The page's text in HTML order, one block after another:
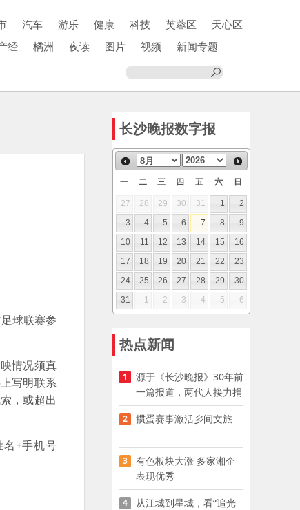
汽车 游乐 健康 科技 芙蓉区
天心区
经 橘洲 夜读 图片 视频
新闻专题
球联赛参
情况须真
写明联系
，或超出
+手机号
长沙晚报数字报
一 二 三 四 五 六 日
27 28 29 30 31 1
2
3
4 5 6 7 8
9
10
11 12 13 14 15
16
17
18 19 20 21 22
23
24
25 26 27 28 29
30
31
1 2 3 4 5 6
热点新闻
1
源于《长沙晚报》30年前
一篇报道，两代人接力捐
资助学
2 掼蛋赛事激活乡间文旅
3
有色板块大涨 多家湘企
表现优秀
4
从江城到星城，看“追光